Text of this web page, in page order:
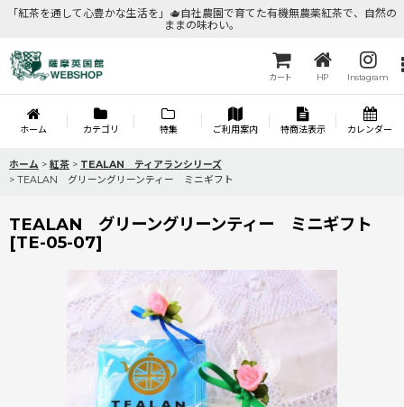
「紅茶を通して心豊かな生活を」🫖自社農園で育てた有機無農薬紅茶で、自然の
ままの味わい。
カート HP Instagram
ホーム カテゴリ 特集 ご利用案内 特商法表示 カレンダー
ホーム > 紅茶 > TEALAN ティアランシリーズ
> TEALAN グリーングリーンティー ミニギフト
TEALAN グリーングリーンティー ミニギフト
[TE-05-07]